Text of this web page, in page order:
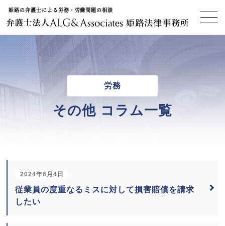
姫路の弁護士による労務・労働問題の相談
姫路法律事務所
労務
その他 コラム一覧
2024年6月4日
従業員の度重なるミスに対して損害賠償を請求
したい